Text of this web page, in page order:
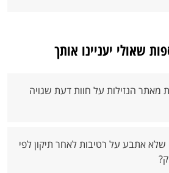
שאולי יעניינו אותך
מאתר הנזילות על חוות דעת שגויה
אתבע על רטיבות לאחר תיקון לפי